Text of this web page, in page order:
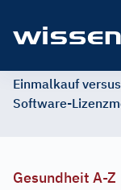
Einmalkauf
Software-
Gesundheit A-Z